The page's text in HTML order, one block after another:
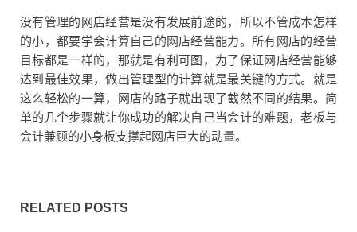
没有管理的网店经营是没有发展前途的，所以不管成本怎样
的小，都要学会计算自己的网店经营能力。所有网店的经营
目标都是一样的，那就是有利可图，为了保证网店经营能够
达到最佳效果，做出管理型的计算就是最关键的方式。就是
这么轻松的一算，网店的路子就出现了截然不同的结果。简
单的几个步骤就让你成功的解决自己当会计的难题，老板与
会计兼顾的小身板支撑起网店巨大的动量。
RELATED POSTS